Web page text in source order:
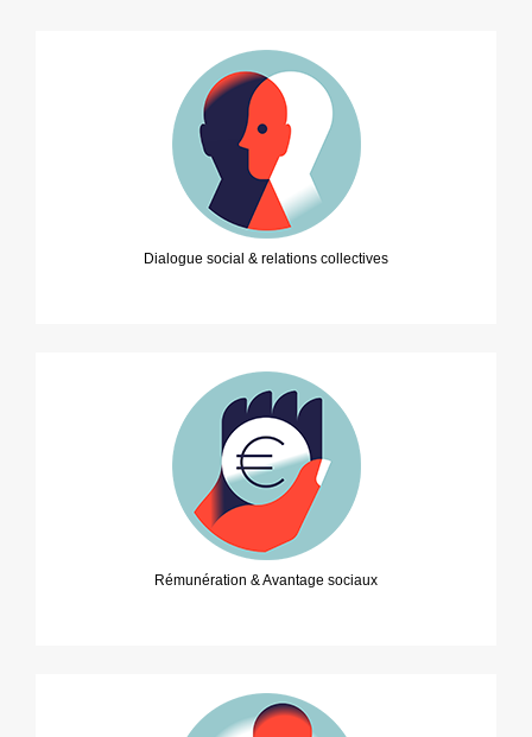
Dialogue social & relations collectives
Rémunération & Avantage sociaux